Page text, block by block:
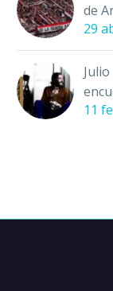
de
29
11